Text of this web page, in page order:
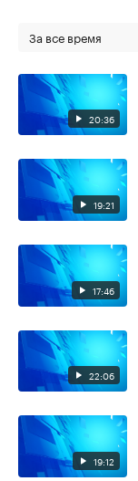
За все время
20:36
19:21
17:46
22:06
19:12